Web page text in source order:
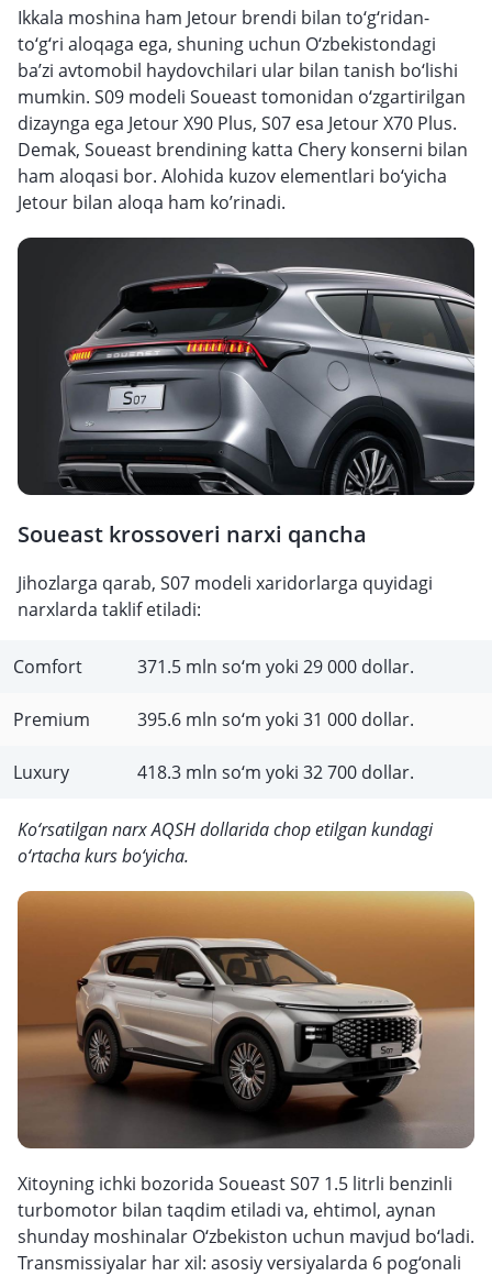
Ikkala moshina ham Jetour brendi bilan to‘g‘ridan-
to‘g‘ri aloqaga ega, shuning uchun O‘zbekistondagi
ba’zi avtomobil haydovchilari ular bilan tanish bo‘lishi
mumkin. S09 modeli Soueast tomonidan o‘zgartirilgan
dizaynga ega Jetour X90 Plus, S07 esa Jetour X70 Plus.
Demak, Soueast brendining katta Chery konserni bilan
ham aloqasi bor. Alohida kuzov elementlari bo‘yicha
Jetour bilan aloqa ham ko’rinadi.
Soueast krossoveri narxi qancha
Jihozlarga qarab, S07 modeli xaridorlarga quyidagi
narxlarda taklif etiladi:
Comfort 371.5 mln so‘m yoki 29 000 dollar.
Premium 395.6 mln so‘m yoki 31 000 dollar.
Luxury 418.3 mln so‘m yoki 32 700 dollar.
Ko‘rsatilgan narx AQSH dollarida chop etilgan kundagi
o‘rtacha kurs bo‘yicha.
Xitoyning ichki bozorida Soueast S07 1.5 litrli benzinli
turbomotor bilan taqdim etiladi va, ehtimol, aynan
shunday moshinalar O‘zbekiston uchun mavjud bo‘ladi.
Transmissiyalar har xil: asosiy versiyalarda 6 pog‘onali